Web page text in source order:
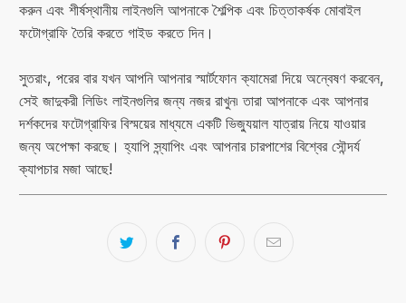
করুন এবং শীর্ষস্থানীয় লাইনগুলি আপনাকে শৈল্পিক এবং চিত্তাকর্ষক মোবাইল
ফটোগ্রাফি তৈরি করতে গাইড করতে দিন।
সুতরাং, পরের বার যখন আপনি আপনার স্মার্টফোন ক্যামেরা দিয়ে অন্বেষণ করবেন,
সেই জাদুকরী লিডিং লাইনগুলির জন্য নজর রাখুন৷ তারা আপনাকে এবং আপনার
দর্শকদের ফটোগ্রাফির বিস্ময়ের মাধ্যমে একটি ভিজ্যুয়াল যাত্রায় নিয়ে যাওয়ার
জন্য অপেক্ষা করছে। হ্যাপি স্ন্যাপিং এবং আপনার চারপাশের বিশ্বের সৌন্দর্য
ক্যাপচার মজা আছে!